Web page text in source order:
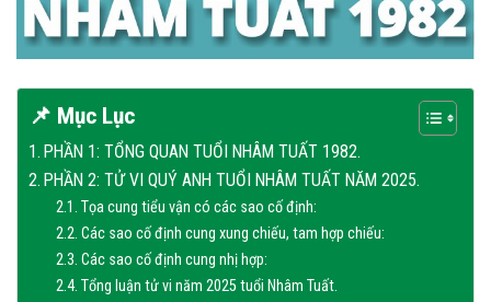
📌 Mục Lục
PHẦN 1: TỔNG QUAN TUỔI NHÂM TUẤT 1982.
PHẦN 2: TỬ VI QUÝ ANH TUỔI NHÂM TUẤT NĂM 2025.
Tọa cung tiểu vận có các sao cố định:
Các sao cố định cung xung chiếu, tam hợp chiếu:
Các sao cố định cung nhị hợp:
Tổng luận tử vi năm 2025 tuổi Nhâm Tuất.